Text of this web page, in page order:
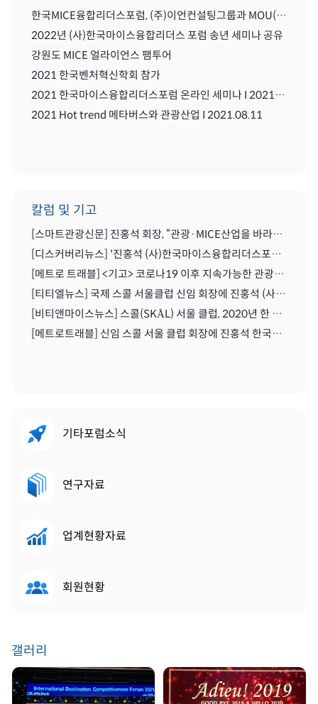
한국MICE융합리더스포럼, (주)이언컨설팅그룹과 MOU(업무협약) 체결식
2022년 (사)한국마이스융합리더스 포럼 송년 세미나 공유
강원도 MICE 얼라이언스 팸투어
2021 한국벤처혁신학회 참가
2021 한국마이스융합리더스포럼 온라인 세미나 I 2021.08..11
2021 Hot trend 메타버스와 관광산업 I 2021.08.11
칼럼 및 기고
[스마트관광신문] 진홍석 회장, “관광·MICE산업을 바라보는 가치의 전환을 위해 노력이 필요한 시기” | 2021.04.29
[디스커버리뉴스] '진홍석 (사)한국마이스융합리더스포럼 회장',"코로나를 또다른 기회로" | 2020.07.06
[메트로 트래블] <기고> 코로나19 이후 지속가능한 관광마이스산업과 'MICE 5.0' | 2020.06.28
[티티엘뉴스] 국제 스콜 서울클럽 신임 회장에 진홍석 (사)한국마이스융합리더스포럼 회장 | 2019.12.13
[비티앤마이스뉴스] 스콜(SKÅL) 서울 클럽, 2020년 한 해 동안 이끌 새 임원진 구성하다 | 2019.12.13
[메트로트래블] 신임 스콜 서울 클럽 회장에 진홍석 한국마이스융합리더스포럼회장 선출 | 2019.12.22
기타포럼소식
연구자료
업계현황자료
회원현황
갤러리